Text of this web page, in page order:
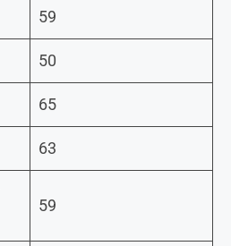
59
50
65
63
59